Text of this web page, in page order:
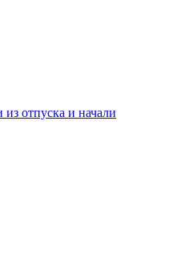
отпуска и начали